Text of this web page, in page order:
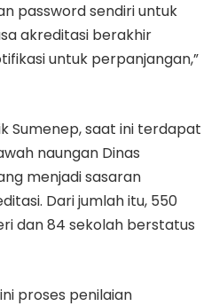
password sendiri untuk
akreditasi berakhir
untuk perpanjangan,”
Sumenep, saat ini terdapat
naungan Dinas
menjadi sasaran
Dari jumlah itu, 550
dan 84 sekolah berstatus
proses penilaian